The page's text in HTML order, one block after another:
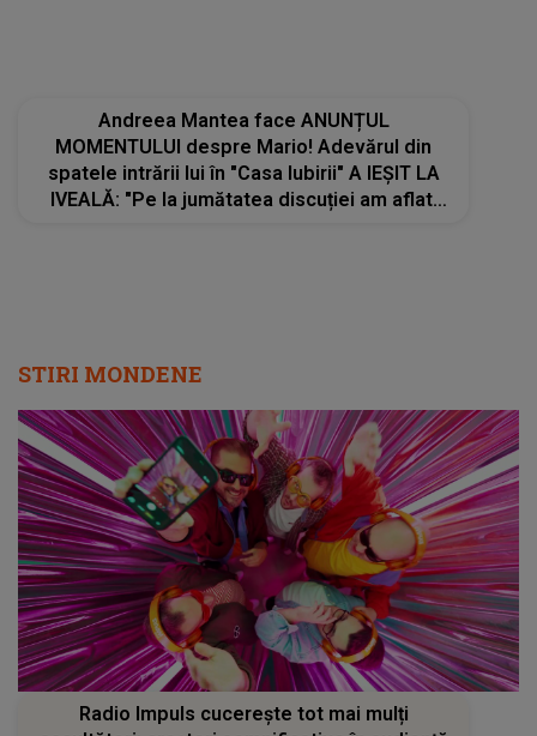
STIRI MONDENE
Radio Impuls cucerește tot mai mulți
ascultători: creșteri semnificative în audiență